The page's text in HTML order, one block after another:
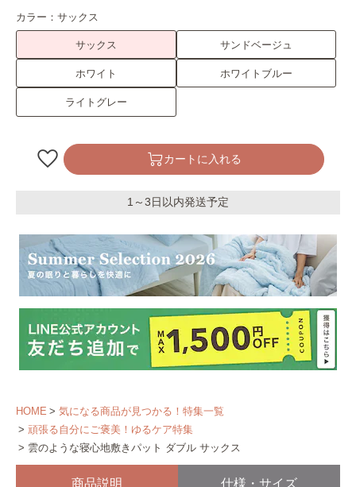
カラー： サックス
サックス サンドベージュ
ホワイト ホワイトブルー
ライトグレー
カートに入れる
1～3日以内発送予定
HOME
気になる商品が見つかる！特集一覧
頑張る自分にご褒美！ゆるケア特集
雲のような寝心地敷きパット ダブル サックス
商品説明 仕様・サイズ